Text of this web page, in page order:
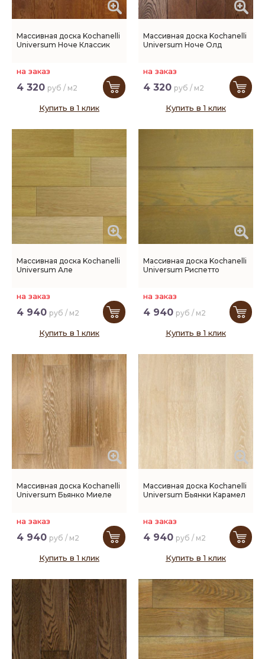
Массивная доска Kochanelli
Universum Ноче Классик
на заказ
4 320 руб / м2
Купить в 1 клик
Массивная доска Kochanelli
Universum Ноче Олд
на заказ
4 320 руб / м2
Купить в 1 клик
Массивная доска Kochanelli
Universum Але
на заказ
4 940 руб / м2
Купить в 1 клик
Массивная доска Kochanelli
Universum Риспетто
на заказ
4 940 руб / м2
Купить в 1 клик
Массивная доска Kochanelli
Universum Бьянко Миеле
на заказ
4 940 руб / м2
Купить в 1 клик
Массивная доска Kochanelli
Universum Бьянки Карамел
на заказ
4 940 руб / м2
Купить в 1 клик